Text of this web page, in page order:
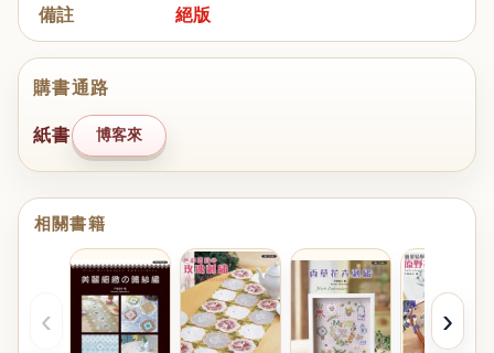
備註
絕版
購書通路
紙書 博客來
相關書籍
‹ ›